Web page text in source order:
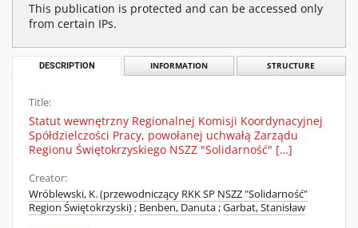
This publication is protected and can be accessed only
from certain IPs.
DESCRIPTION INFORMATION STRUCTURE
Title:
Statut wewnętrzny Regionalnej Komisji Koordynacyjnej
Spółdzielczości Pracy, powołanej uchwałą Zarządu
Regionu Świętokrzyskiego NSZZ "Solidarność" […]
Creator:
Wróblewski, K. (przewodniczący RKK SP NSZZ "Solidarność"
Region Świętokrzyski); Benben, Danuta;Garbat, Stanisław